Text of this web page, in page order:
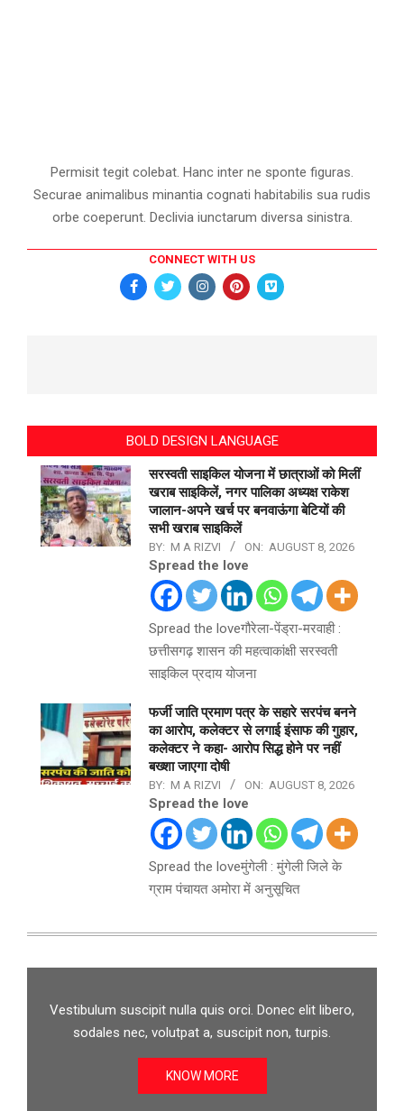
Permisit tegit colebat. Hanc inter ne sponte figuras.
Securae animalibus minantia cognati habitabilis sua rudis
orbe coeperunt. Declivia iunctarum diversa sinistra.
CONNECT WITH US
BOLD DESIGN LANGUAGE
सरस्वती साइकिल योजना में छात्राओं को मिलीं
खराब साइकिलें, नगर पालिका अध्यक्ष राकेश
जालान-अपने खर्च पर बनवाऊंगा बेटियों की
सभी खराब साइकिलें
BY: M A RIZVI ON: AUGUST 8, 2026
Spread the love
Spread the loveगौरेला-पेंड्रा-मरवाही :
छत्तीसगढ़ शासन की महत्वाकांक्षी सरस्वती
साइकिल प्रदाय योजना
फर्जी जाति प्रमाण पत्र के सहारे सरपंच बनने
का आरोप, कलेक्टर से लगाई इंसाफ की गुहार,
कलेक्टर ने कहा- आरोप सिद्ध होने पर नहीं
बख्शा जाएगा दोषी
BY: M A RIZVI ON: AUGUST 8, 2026
Spread the love
Spread the loveमुंगेली : मुंगेली जिले के
ग्राम पंचायत अमोरा में अनुसूचित
Vestibulum suscipit nulla quis orci. Donec elit libero,
sodales nec, volutpat a, suscipit non, turpis.
KNOW MORE